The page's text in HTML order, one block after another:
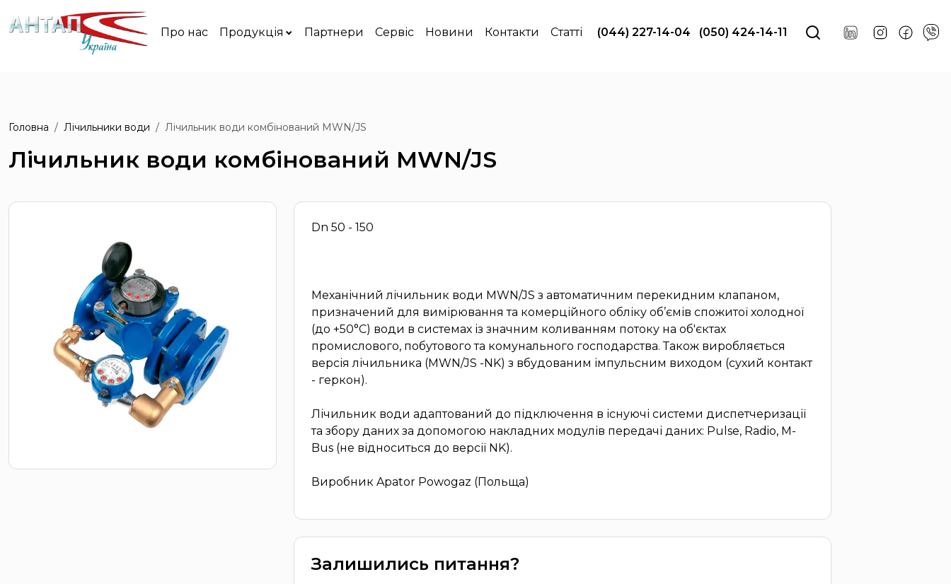
Про нас Продукція Партнери Сервіс Новини Контакти Статті (044) 227-14-04 (050) 424-14-11
Головна Лічильники води Лічильник води комбінований MWN/JS
Лічильник води комбінований MWN/JS
Dn 50 - 150
Механічний лічильник води MWN/JS з автоматичним перекидним клапаном,
призначений для вимірювання та комерційного обліку об’ємів спожитої холодної
(до +50°С) води в системах із значним коливанням потоку на об'єктах
промислового, побутового та комунального господарства. Також виробляється
версія лічильника (MWN/JS -NK) з вбудованим імпульсним виходом (сухий контакт
- геркон).
Лічильник води адаптований до підключення в існуючі системи диспетчеризації
та збору даних за допомогою накладних модулів передачі даних: Pulse, Radio, M-
Bus (не відноситься до версії NK).
Виробник Apator Powogaz (Польща)
Залишились питання?